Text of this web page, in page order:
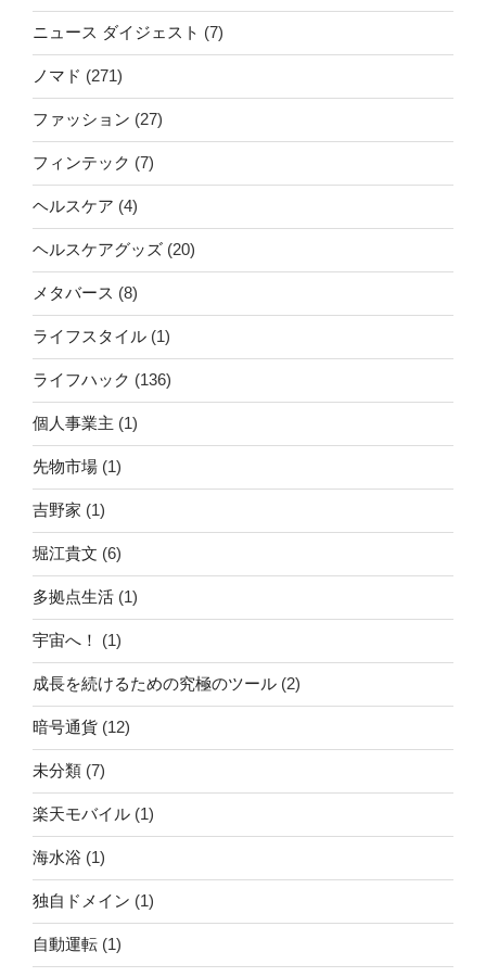
ニュース ダイジェスト (7)
ノマド (271)
ファッション (27)
フィンテック (7)
ヘルスケア (4)
ヘルスケアグッズ (20)
メタバース (8)
ライフスタイル (1)
ライフハック (136)
個人事業主 (1)
先物市場 (1)
吉野家 (1)
堀江貴文 (6)
多拠点生活 (1)
宇宙へ！ (1)
成長を続けるための究極のツール (2)
暗号通貨 (12)
未分類 (7)
楽天モバイル (1)
海水浴 (1)
独自ドメイン (1)
自動運転 (1)